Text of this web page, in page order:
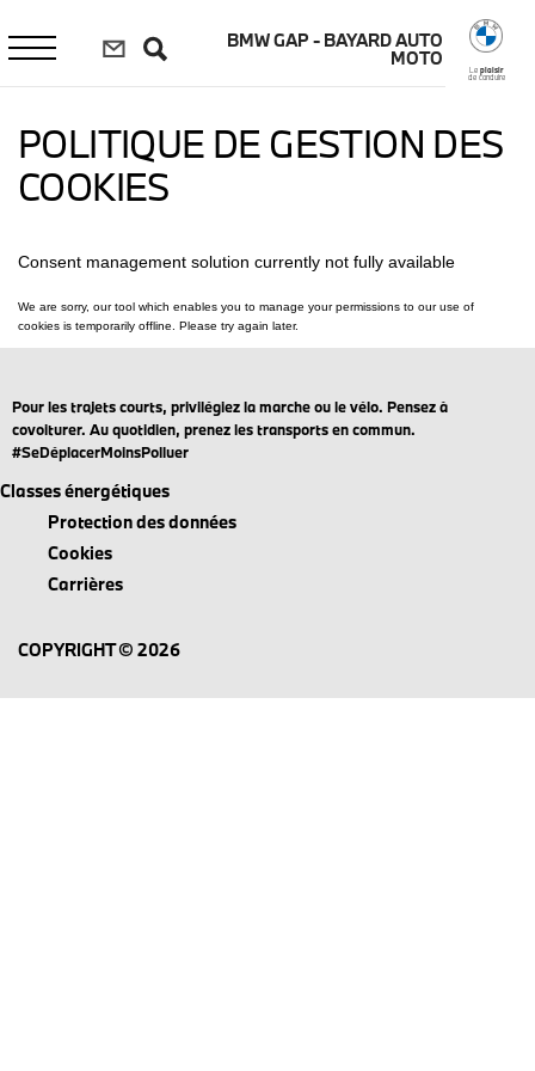
contenu
principal
BMW GAP - BAYARD AUTO
MOTO
Le plaisir
de conduire
POLITIQUE DE GESTION DES
COOKIES
Pour les trajets courts, privilégiez la marche ou le vélo. Pensez à
covoiturer. Au quotidien, prenez les transports en commun.
#SeDéplacerMoinsPolluer
Classes énergétiques
Protection des données
Cookies
Carrières
COPYRIGHT © 2026